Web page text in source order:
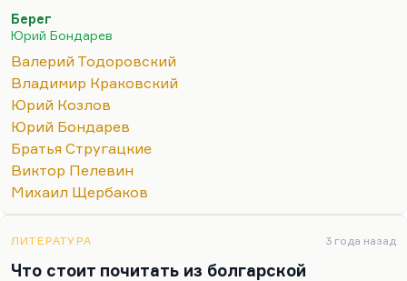
Берег
Юрий Бондарев
Валерий Тодоровский
Владимир Краковский
Юрий Козлов
Юрий Бондарев
Братья Стругацкие
Виктор Пелевин
Михаил Щербаков
ЛИТЕРАТУРА 3 года назад
Что стоит почитать из болгарской